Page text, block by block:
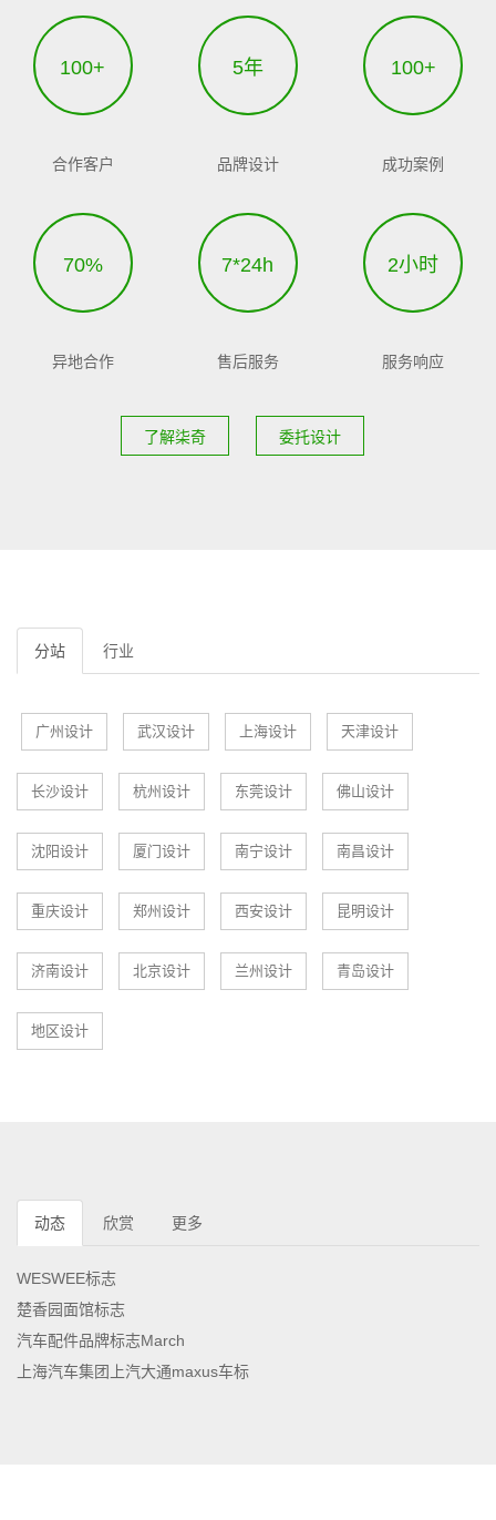
100+
合作客户
5年
品牌设计
100+
成功案例
70%
异地合作
7*24h
售后服务
2小时
服务响应
了解柒奇 委托设计
分站 行业
广州设计 武汉设计 上海设计 天津设计
长沙设计 杭州设计 东莞设计 佛山设计
沈阳设计 厦门设计 南宁设计 南昌设计
重庆设计 郑州设计 西安设计 昆明设计
济南设计 北京设计 兰州设计 青岛设计
地区设计
动态 欣赏 更多
WESWEE标志
楚香园面馆标志
汽车配件品牌标志March
上海汽车集团上汽大通maxus车标